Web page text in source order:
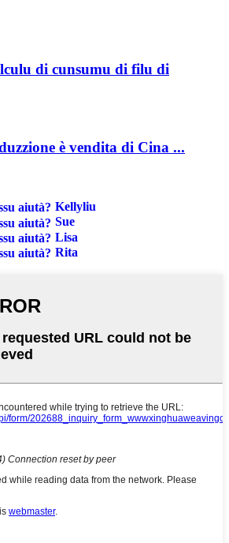
di cunsumu di filu di
è vendita di Cina ...
Kellyliu
Sue
Lisa
Rita